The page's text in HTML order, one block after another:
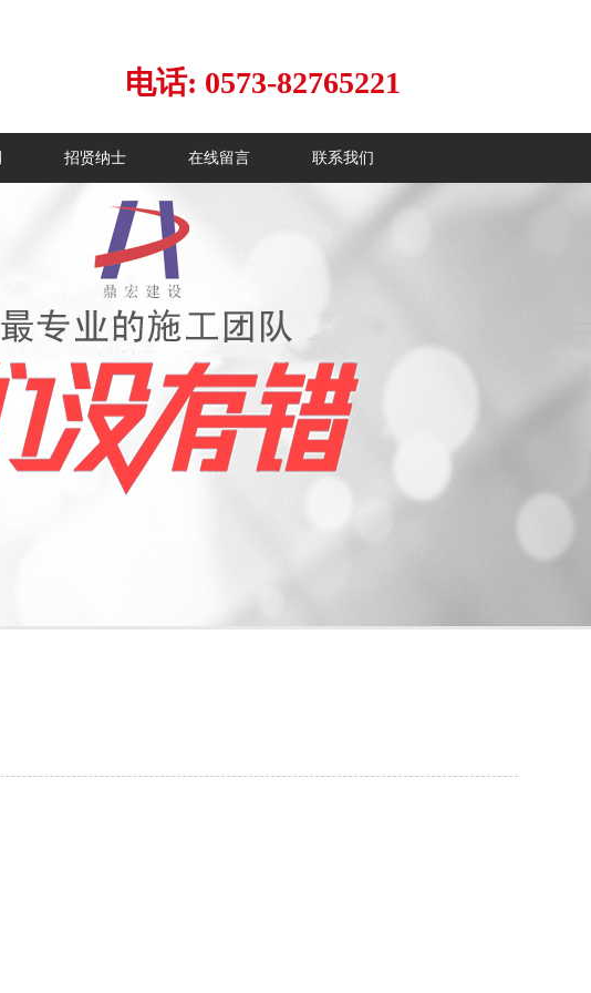
电话: 0573-82765221
招贤纳士 在线留言 联系我们